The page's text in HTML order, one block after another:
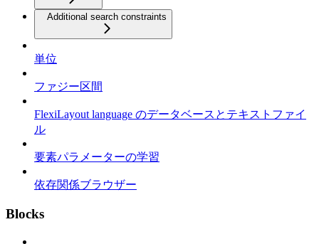
Additional search constraints
単位
ファジー区間
FlexiLayout language のデータベースとテキストファイ
ル
要素パラメーターの学習
依存関係ブラウザー
Blocks